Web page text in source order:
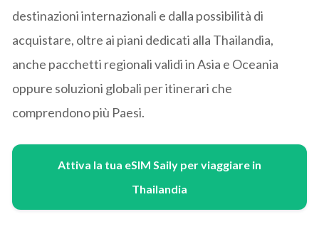
destinazioni internazionali e dalla possibilità di
acquistare, oltre ai piani dedicati alla Thailandia,
anche pacchetti regionali validi in Asia e Oceania
oppure soluzioni globali per itinerari che
comprendono più Paesi.
Attiva la tua eSIM Saily per viaggiare in
Thailandia